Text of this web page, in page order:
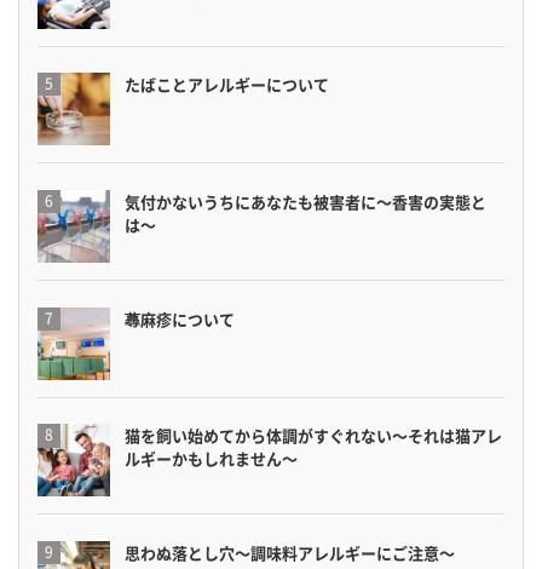
たばことアレルギーについて
気付かないうちにあなたも被害者に〜香害の実態と
は〜
蕁麻疹について
猫を飼い始めてから体調がすぐれない〜それは猫アレ
ルギーかもしれません〜
思わぬ落とし穴〜調味料アレルギーにご注意〜